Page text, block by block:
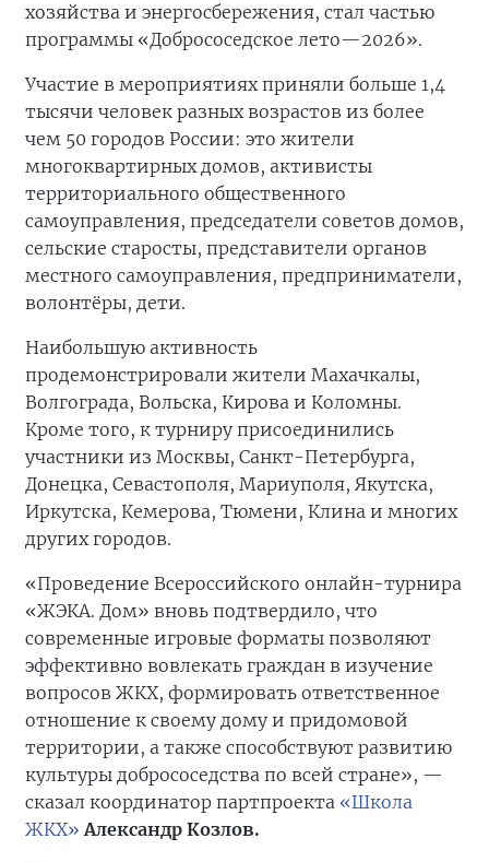
хозяйства и энергосбережения, стал частью
программы «Добрососедское лето—2026».
Участие в мероприятиях приняли больше 1,4
тысячи человек разных возрастов из более
чем 50 городов России: это жители
многоквартирных домов, активисты
территориального общественного
самоуправления, председатели советов домов,
сельские старосты, представители органов
местного самоуправления, предприниматели,
волонтёры, дети.
Наибольшую активность
продемонстрировали жители Махачкалы,
Волгограда, Вольска, Кирова и Коломны.
Кроме того, к турниру присоединились
участники из Москвы, Санкт-Петербурга,
Донецка, Севастополя, Мариуполя, Якутска,
Иркутска, Кемерова, Тюмени, Клина и многих
других городов.
«Проведение Всероссийского онлайн-турнира
«ЖЭКА. Дом» вновь подтвердило, что
современные игровые форматы позволяют
эффективно вовлекать граждан в изучение
вопросов ЖКХ, формировать ответственное
отношение к своему дому и придомовой
территории, а также способствуют развитию
культуры добрососедства по всей стране», —
сказал координатор партпроекта «Школа
ЖКХ» Александр Козлов.